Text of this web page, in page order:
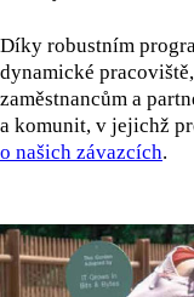
Díky robustním
dynamické
zaměstnancům a
a komunit, v jejichž
o našich závazcích.